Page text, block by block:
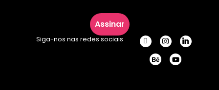
Assinar
Siga-nos nas redes sociais